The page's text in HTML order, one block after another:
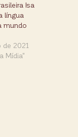
Isa
língua
mundo
de 2021
Mídia"